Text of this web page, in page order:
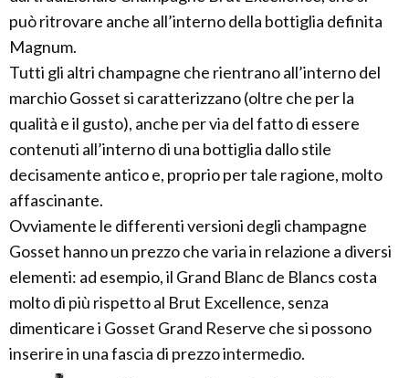
può ritrovare anche all’interno della bottiglia definita
Magnum.
Tutti gli altri champagne che rientrano all’interno del
marchio Gosset si caratterizzano (oltre che per la
qualità e il gusto), anche per via del fatto di essere
contenuti all’interno di una bottiglia dallo stile
decisamente antico e, proprio per tale ragione, molto
affascinante.
Ovviamente le differenti versioni degli champagne
Gosset hanno un prezzo che varia in relazione a diversi
elementi: ad esempio, il Grand Blanc de Blancs costa
molto di più rispetto al Brut Excellence, senza
dimenticare i Gosset Grand Reserve che si possono
inserire in una fascia di prezzo intermedio.